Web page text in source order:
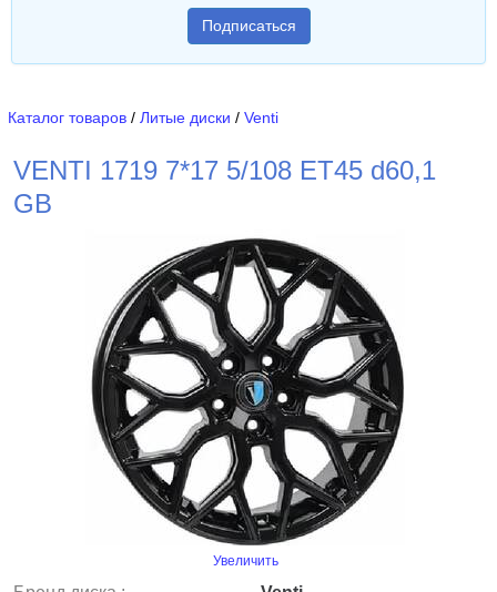
Подписаться
Каталог товаров / Литые диски / Venti
VENTI 1719 7*17 5/108 ET45 d60,1
GB
Увеличить